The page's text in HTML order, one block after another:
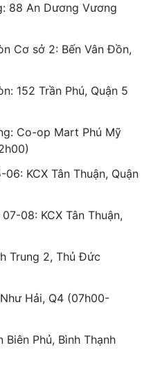
88 An Dương Vương
Cơ sở 2: Bến Vân Đồn,
152 Trần Phú, Quận 5
Co-op Mart Phú Mỹ
KCX Tân Thuận, Quận
08: KCX Tân Thuận,
Trung 2, Thủ Đức
Hải, Q4 (07h00-
Biên Phủ, Bình Thạnh